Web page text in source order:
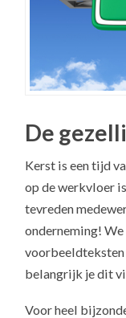
De
Kerst is een tijd
op de werkvloer
tevreden
onderneming!
voorbeeldteksten
belangrijk je dit
Voor heel